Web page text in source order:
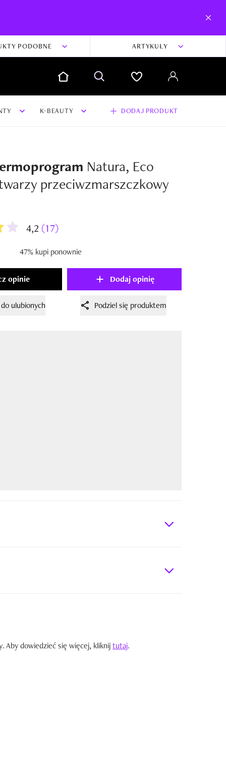
PODOBNE ARTYKUŁY
K-BEAUTY DODAJ PRODUKT
dodaj swoją opinię i zdjęcia do produktu
Dodaj swoją opinię
Natura, Eco
przeciwzmarszczkowy
4,2 (17)
47% kupi ponownie
opinie Dodaj opinię
ulubionych Podziel się produktem
Aby dowiedzieć się więcej, kliknijtutaj.